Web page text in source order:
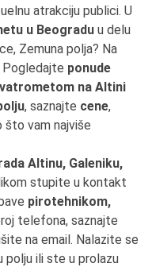
atrakciju publici. U
u Beogradu u delu
Zemuna polja? Na
Pogledajte ponude
na Altini
, saznajte cene,
što vam najviše
Altinu, Galeniku,
stupite u kontakt
pirotehnikom,
telefona, saznajte
na email. Nalazite se
polju ili ste u prolazu